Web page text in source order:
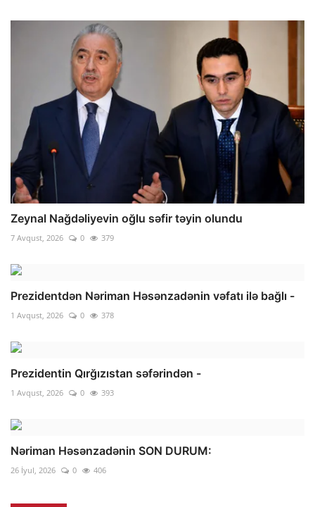
Zeynal Nağdəliyevin oğlu səfir təyin olundu
7 Avqust, 2026 0 379
Prezidentdən Nəriman Həsənzadənin vəfatı ilə bağlı -
1 Avqust, 2026 0 378
Prezidentin Qırğızıstan səfərindən -
1 Avqust, 2026 0 393
Nəriman Həsənzadənin SON DURUM:
26 İyul, 2026 0 406